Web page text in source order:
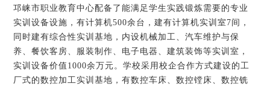
邛崃市职业教育中心配备了能满足学生实践锻炼需要的专业
实训设备设施，有计算机500余台，建有计算机实训室7间，
同时建有综合性实训基地，内设机械加工、汽车维护与保
养、餐饮客房、服装制作、电子电器、建筑装饰等实训室，
实训设备价值1000余万元。学校采用校企合作方式建设的工
厂式的数控加工实训基地，有数控车床、数控镗床、数控铣